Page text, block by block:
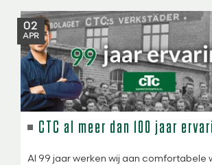
02
APR
CTC al meer dan 100 jaar
Al 99 jaar werken wij aan comfortabele